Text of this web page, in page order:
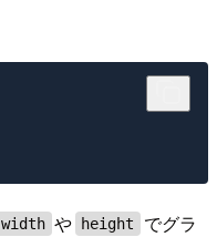
width や height でグラ